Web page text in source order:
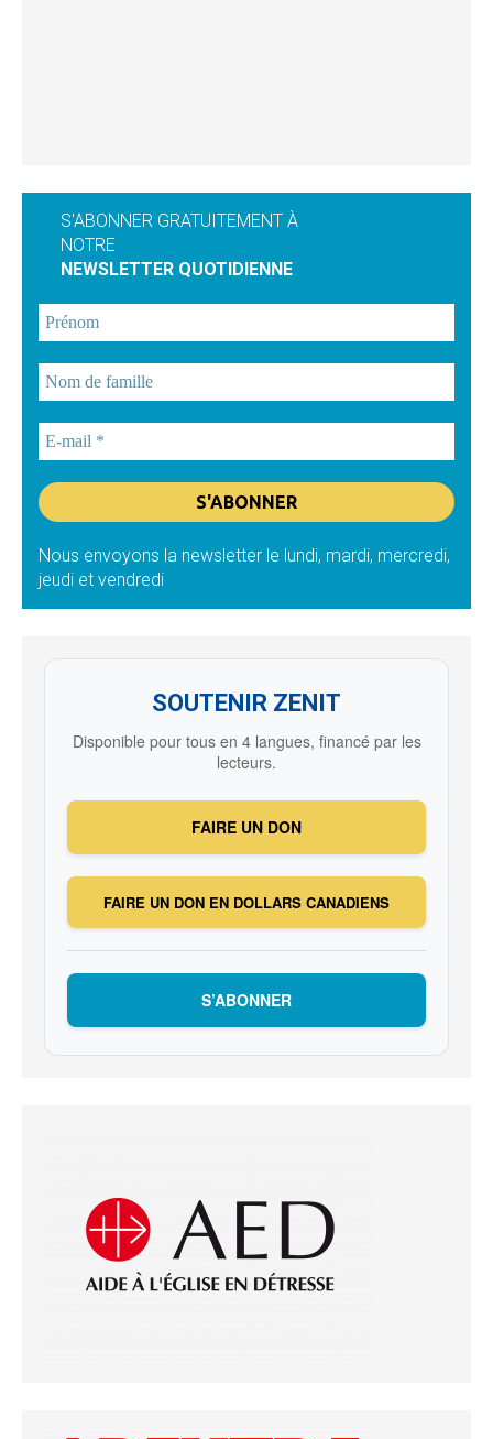
S'ABONNER GRATUITEMENT À
NOTRE
NEWSLETTER QUOTIDIENNE
Nous envoyons la newsletter le lundi, mardi, mercredi,
jeudi et vendredi
SOUTENIR ZENIT
Disponible pour tous en 4 langues, financé par les
lecteurs.
FAIRE UN DON
FAIRE UN DON EN DOLLARS CANADIENS
S’ABONNER